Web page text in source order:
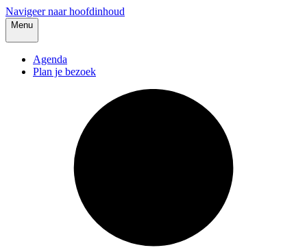
Navigeer naar hoofdinhoud
Menu
Agenda
Plan je bezoek